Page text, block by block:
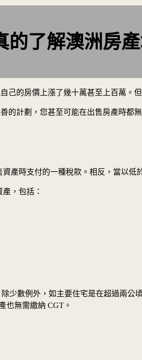
的了解澳洲房
己的房價上漲了幾十萬甚至上百萬
的計劃，您甚至可能在出售房產時都
產時支付的一種稅款。相反，當以
，包括：
除少數例外，如主要住宅是在超過兩
也無需繳納 CGT。